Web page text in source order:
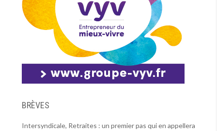
BRÈVES
Intersyndicale, Retraites : un premier pas qui en appellera